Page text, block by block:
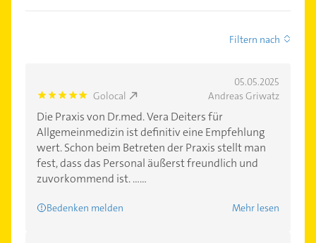
Filtern nach
05.05.2025
5.0 Golocal Andreas Griwatz
Die Praxis von Dr.med. Vera Deiters für
Allgemeinmedizin ist definitiv eine Empfehlung
wert. Schon beim Betreten der Praxis stellt man
fest, dass das Personal äußerst freundlich und
zuvorkommend ist. ......
Bedenken melden Mehr lesen